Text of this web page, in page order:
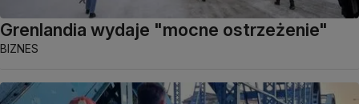
Grenlandia wydaje "mocne ostrzeżenie"
BIZNES